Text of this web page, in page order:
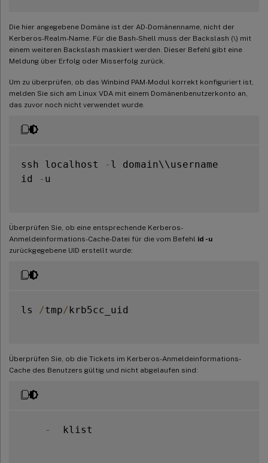
Die hier angegebene Domäne ist der AD-Domänenname, nicht der
Kerberos-Realm-Name. Für die Bash-Shell muss der Backslash (\) mit
einem weiteren Backslash maskiert werden. Dieser Befehl gibt eine
Meldung über Erfolg oder Misserfolg zurück.
Um zu überprüfen, ob das Winbind PAM-Modul korrekt konfiguriert ist,
melden Sie sich am Linux VDA mit einem Domänenbenutzerkonto an,
das zuvor noch nicht verwendet wurde.
ssh localhost - l domain\\username
id
- u
Überprüfen Sie, ob eine entsprechende Kerberos-
Anmeldeinformations-Cache-Datei für die vom Befehl id -u
zurückgegebene UID erstellt wurde:
ls /tmp/ krb5cc_uid
Überprüfen Sie, ob die Tickets im Kerberos-Anmeldeinformations-
Cache des Benutzers gültig und nicht abgelaufen sind:
-
  klist